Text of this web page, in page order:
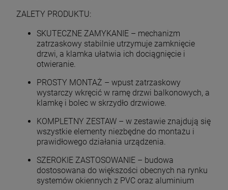
ZALETY PRODUKTU:
SKUTECZNE ZAMYKANIE – mechanizm
zatrzaskowy stabilnie utrzymuje zamknięcie
drzwi, a klamka ułatwia ich dociągnięcie i
otwieranie.
PROSTY MONTAŻ – wpust zatrzaskowy
wystarczy wkręcić w ramę drzwi balkonowych, a
klamkę i bolec w skrzydło drzwiowe.
KOMPLETNY ZESTAW – w zestawie znajdują się
wszystkie elementy niezbędne do montażu i
prawidłowego działania urządzenia.
SZEROKIE ZASTOSOWANIE – budowa
dostosowana do większości obecnych na rynku
systemów okiennych z PVC oraz aluminium